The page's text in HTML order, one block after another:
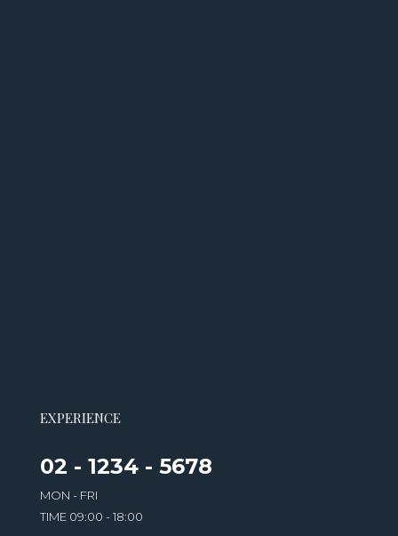
EXPERIENCE
02 - 1234 - 5678
MON - FRI
TIME 09:00 - 18:00